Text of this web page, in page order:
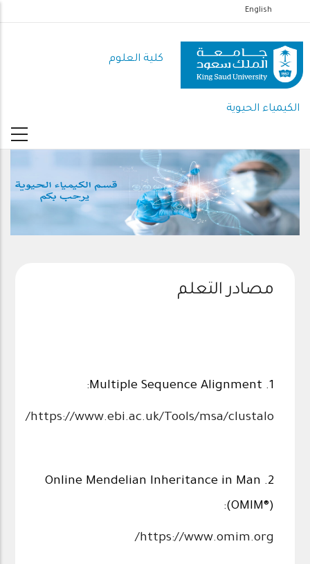
إلى
المحتوى
الرئيسي
English
كلية العلوم
الكيمياء الحيوية
مصادر التعلم
1. Multiple Sequence Alignment:
https://www.ebi.ac.uk/Tools/msa/clustalo/
2. Online Mendelian Inheritance in Man
(OMIM®):
https://www.omim.org/